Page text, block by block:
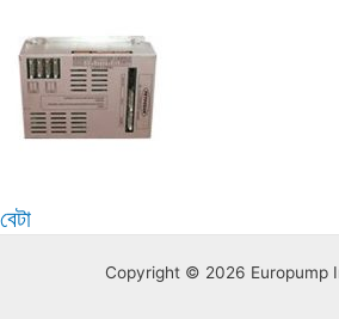
বেটা
Copyright © 2026 Europump